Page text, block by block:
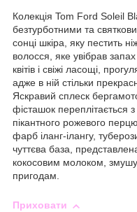
Колекція Tom Ford Soleil
безтурботними та
сонці шкіра, яку пестить
волосся, яке увібрав
квітів і свіжі ласощі,
адже в ній стільки
Яскравий сплеск
фісташок
пікантного рожевого
фарб іланг-ілангу,
чуттєва база,
кокосовим молоком,
пригодам.
Приховати